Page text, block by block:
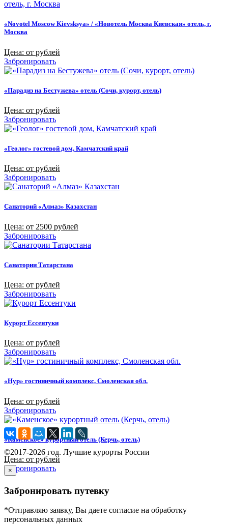
«Novotel Moscow Kievsksya» / «Новотель Москва Киевская» отель, г.
Москва
Цена: от рублей
Забронировать
«Парадиз на Бестужева» отель (Сочи, курорт, отель)
Цена: от рублей
Забронировать
«Геолог» гостевой дом, Камчатский край
Цена: от рублей
Забронировать
Санаторий «Алмаз» Казахстан
Цена: от 2500 рублей
Забронировать
Санатории Татарстана
Цена: от рублей
Забронировать
Курорт Ессентуки
Цена: от рублей
Забронировать
«Нур» гостиничный комплекс, Смоленская обл.
Цена: от рублей
Забронировать
«Каменское» курортный отель (Керчь, отель)
Цена: от рублей
Забронировать
©2017-2026 год. Лучшие курорты России
×
Забронировать путевку
*Отправляю заявку, Вы даете согласие на обработку
персональных данных